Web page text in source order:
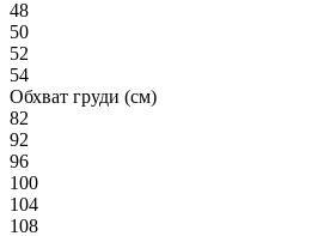
48
50
52
54
Обхват груди (см)
82
92
96
100
104
108